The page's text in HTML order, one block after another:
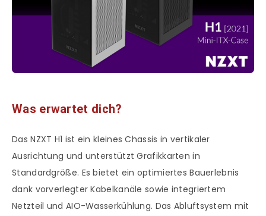
Was erwartet dich?
Das NZXT H1 ist ein kleines Chassis in vertikaler
Ausrichtung und unterstützt Grafikkarten in
Standardgröße. Es bietet ein optimiertes Bauerlebnis
dank vorverlegter Kabelkanäle sowie integriertem
Netzteil und AIO-Wasserkühlung. Das Abluftsystem mit